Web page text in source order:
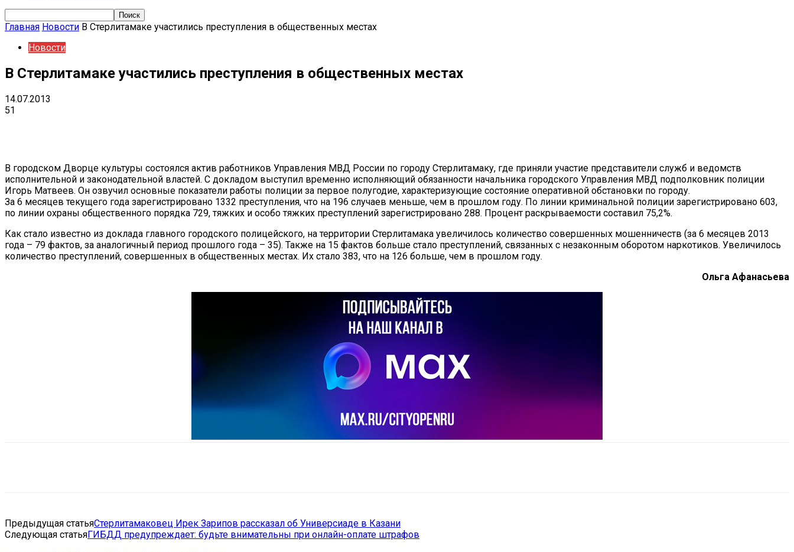
Главная Новости В Стерлитамаке участились преступления в общественных местах
Новости
В Стерлитамаке участились преступления в общественных местах
14.07.2013
51
В городском Дворце культуры состоялся актив работников Управления МВД России по городу Стерлитамаку, где приняли участие представители служб и ведомств
исполнительной и законодательной властей. С докладом выступил временно исполняющий обязанности начальника городского Управления МВД подполковник полиции
Игорь Матвеев. Он озвучил основные показатели работы полиции за первое полугодие, характеризующие состояние оперативной обстановки по городу.
За 6 месяцев текущего года зарегистрировано 1332 преступления, что на 196 случаев меньше, чем в прошлом году. По линии криминальной полиции зарегистрировано 603,
по линии охраны общественного порядка 729, тяжких и особо тяжких преступлений зарегистрировано 288. Процент раскрываемости составил 75,2%.
Как стало известно из доклада главного городского полицейского, на территории Стерлитамака увеличилось количество совершенных мошенничеств (за 6 месяцев 2013
года – 79 фактов, за аналогичный период прошлого года – 35). Также на 15 фактов больше стало преступлений, связанных с незаконным оборотом наркотиков. Увеличилось
количество преступлений, совершенных в общественных местах. Их стало 383, что на 126 больше, чем в прошлом году.
Ольга Афанасьева
Предыдущая статьяСтерлитамаковец Ирек Зарипов рассказал об Универсиаде в Казани
Следующая статьяГИБДД предупреждает: будьте внимательны при онлайн-оплате штрафов